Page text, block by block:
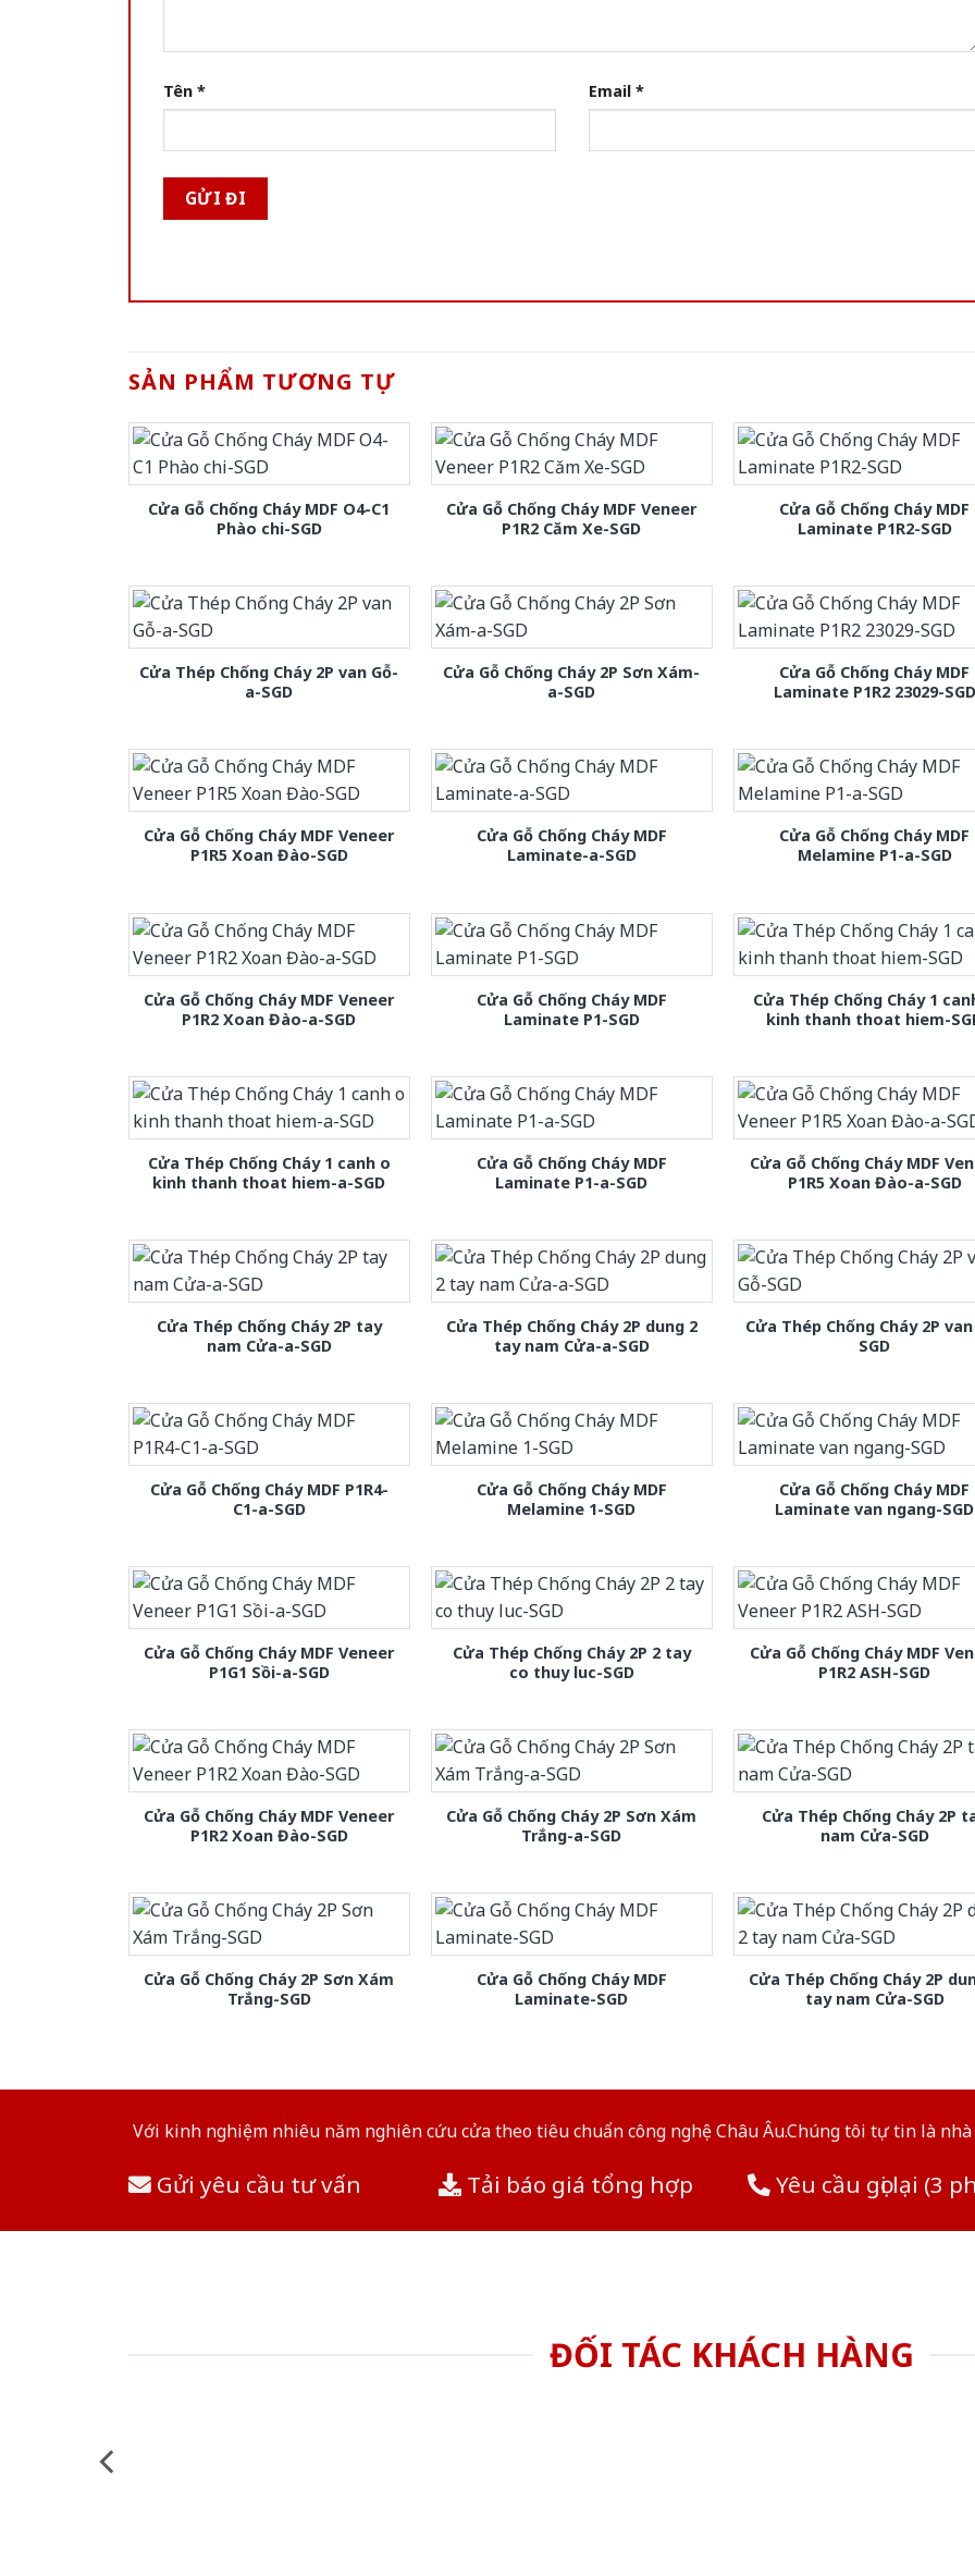
Tên * Email *
SẢN PHẨM TƯƠNG TỰ
Cửa Gỗ Chống Cháy MDF O4-C1
Phào chi-SGD
Cửa Gỗ Chống Cháy MDF Veneer
P1R2 Căm Xe-SGD
Cửa Gỗ Chống Cháy MDF
Laminate P1R2-SGD
Cửa Thép Chống Cháy 2P van Gỗ-
a-SGD
Cửa Gỗ Chống Cháy 2P Sơn Xám-
a-SGD
Cửa Gỗ Chống Cháy MDF
Laminate P1R2 23029-SGD
Cửa Gỗ Chống Cháy MDF Veneer
P1R5 Xoan Đào-SGD
Cửa Gỗ Chống Cháy MDF
Laminate-a-SGD
Cửa Gỗ Chống Cháy MDF
Melamine P1-a-SGD
Cửa Gỗ Chống Cháy MDF Veneer
P1R2 Xoan Đào-a-SGD
Cửa Gỗ Chống Cháy MDF
Laminate P1-SGD
Cửa Thép Chống Cháy 1
kinh thanh thoat hiem-
Cửa Thép Chống Cháy 1 canh o
kinh thanh thoat hiem-a-SGD
Cửa Gỗ Chống Cháy MDF
Laminate P1-a-SGD
Cửa Gỗ Chống Cháy MDF
P1R5 Xoan Đào-a-SGD
Cửa Thép Chống Cháy 2P tay
nam Cửa-a-SGD
Cửa Thép Chống Cháy 2P dung 2
tay nam Cửa-a-SGD
Cửa Thép Chống Cháy 2P
SGD
Cửa Gỗ Chống Cháy MDF P1R4-
C1-a-SGD
Cửa Gỗ Chống Cháy MDF
Melamine 1-SGD
Cửa Gỗ Chống Cháy MDF
Laminate van ngang-SGD
Cửa Gỗ Chống Cháy MDF Veneer
P1G1 Sồi-a-SGD
Cửa Thép Chống Cháy 2P 2 tay
co thuy luc-SGD
Cửa Gỗ Chống Cháy MDF
P1R2 ASH-SGD
Cửa Gỗ Chống Cháy MDF Veneer
P1R2 Xoan Đào-SGD
Cửa Gỗ Chống Cháy 2P Sơn Xám
Trắng-a-SGD
Cửa Thép Chống Cháy 2P
nam Cửa-SGD
Cửa Gỗ Chống Cháy 2P Sơn Xám
Trắng-SGD
Cửa Gỗ Chống Cháy MDF
Laminate-SGD
Cửa Thép Chống Cháy 2P
tay nam Cửa-SGD
Với kinh nghiệm nhiêu năm nghiên cứu cửa theo tiêu chuẩn công nghệ Châu Âu.Chúng tôi tự tin là
Gửi yêu cầu tư vấn Tải báo giá tổng hợp Yêu cầu gọi lại (3
ĐỐI TÁC KHÁCH HÀNG